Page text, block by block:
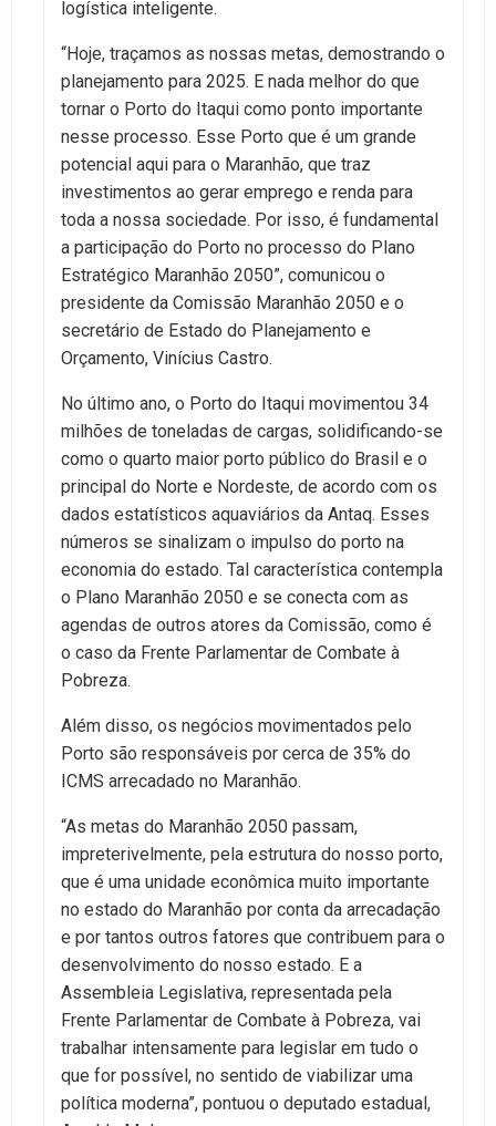
logística inteligente.
“Hoje, traçamos as nossas metas, demostrando o
planejamento para 2025. E nada melhor do que
tornar o Porto do Itaqui como ponto importante
nesse processo. Esse Porto que é um grande
potencial aqui para o Maranhão, que traz
investimentos ao gerar emprego e renda para
toda a nossa sociedade. Por isso, é fundamental
a participação do Porto no processo do Plano
Estratégico Maranhão 2050”, comunicou o
presidente da Comissão Maranhão 2050 e o
secretário de Estado do Planejamento e
Orçamento, Vinícius Castro.
No último ano, o Porto do Itaqui movimentou 34
milhões de toneladas de cargas, solidificando-se
como o quarto maior porto público do Brasil e o
principal do Norte e Nordeste, de acordo com os
dados estatísticos aquaviários da Antaq. Esses
números se sinalizam o impulso do porto na
economia do estado. Tal característica contempla
o Plano Maranhão 2050 e se conecta com as
agendas de outros atores da Comissão, como é
o caso da Frente Parlamentar de Combate à
Pobreza.
Além disso, os negócios movimentados pelo
Porto são responsáveis por cerca de 35% do
ICMS arrecadado no Maranhão.
“As metas do Maranhão 2050 passam,
impreterivelmente, pela estrutura do nosso porto,
que é uma unidade econômica muito importante
no estado do Maranhão por conta da arrecadação
e por tantos outros fatores que contribuem para o
desenvolvimento do nosso estado. E a
Assembleia Legislativa, representada pela
Frente Parlamentar de Combate à Pobreza, vai
trabalhar intensamente para legislar em tudo o
que for possível, no sentido de viabilizar uma
política moderna”, pontuou o deputado estadual,